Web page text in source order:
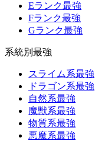
Eランク最強
Fランク最強
Gランク最強
系統別最強
スライム系最強
ドラゴン系最強
自然系最強
魔獣系最強
物質系最強
悪魔系最強